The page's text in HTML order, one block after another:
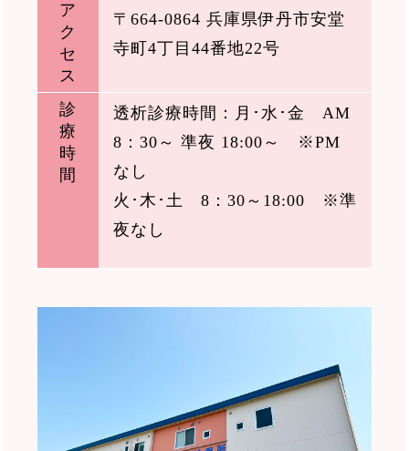
ア
ク
セ
ス
〒664-0864 兵庫県伊丹市安堂
寺町4丁目44番地22号
診
療
時
間
透析診療時間：月･水･金 AM
8：30～ 準夜 18:00～ ※PM
なし
火･木･土 8：30～18:00 ※準
夜なし